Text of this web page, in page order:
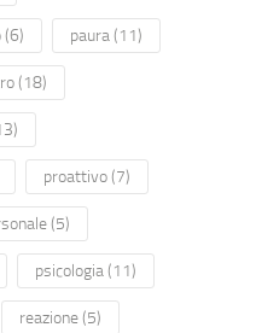
(6) paura (11)
(18)
proattivo(7)
(5)
psicologia (11)
reazione(5)